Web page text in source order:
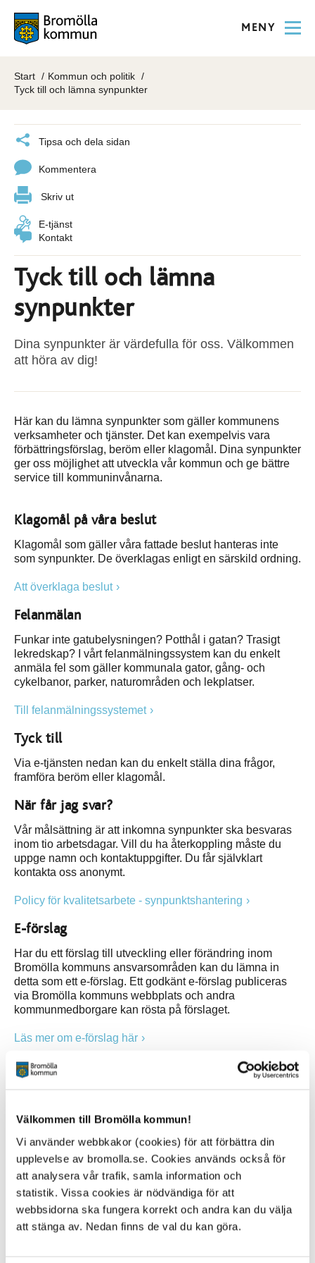
Välkommen till Bromölla kommun!
Vi använder webbkakor (cookies) för att förbättra din
upplevelse av bromolla.se. Cookies används också för
att analysera vår trafik, samla information och
statistik. Vissa cookies är nödvändiga för att
webbsidorna ska fungera korrekt och andra kan du välja
att stänga av. Nedan finns de val du kan göra.
MENY
Start
Kommun och politik
Tyck till och lämna synpunkter
Tipsa och dela sidan
Kommentera
Skriv ut
E-tjänst
Kontakt
Tyck till och lämna
synpunkter
Dina synpunkter är värdefulla för oss. Välkommen
att höra av dig!
Här kan du lämna synpunkter som gäller kommunens
verksamheter och tjänster. Det kan exempelvis vara
förbättringsförslag, beröm eller klagomål. Dina synpunkter
ger oss möjlighet att utveckla vår kommun och ge bättre
service till kommuninvånarna.
Klagomål på våra beslut
Klagomål som gäller våra fattade beslut hanteras inte
som synpunkter. De överklagas enligt en särskild ordning.
Att överklaga beslut
Felanmälan
Funkar inte gatubelysningen? Potthål i gatan? Trasigt
lekredskap? I vårt felanmälningssystem kan du enkelt
anmäla fel som gäller kommunala gator, gång- och
cykelbanor, parker, naturområden och lekplatser.
Till felanmälningssystemet
Tyck till
Via e-tjänsten nedan kan du enkelt ställa dina frågor,
framföra beröm eller klagomål.
När får jag svar?
Vår målsättning är att inkomna synpunkter ska besvaras
inom tio arbetsdagar. Vill du ha återkoppling måste du
uppge namn och kontaktuppgifter. Du får självklart
kontakta oss anonymt.
Policy för kvalitetsarbete - synpunktshantering
E-förslag
Har du ett förslag till utveckling eller förändring inom
Bromölla kommuns ansvarsområden kan du lämna in
detta som ett e-förslag. Ett godkänt e-förslag publiceras
via Bromölla kommuns webbplats och andra
kommunmedborgare kan rösta på förslaget.
Läs mer om e-förslag här
Dina synpunkter blir allmän handling
betyder att allmänhet och massmedia kan begära ut och
skäl för sekretess enligt
Offentlighets- och sekretesslagen (2009:400)
.
Personuppgifter - information och samtycke
Jag godkänner att Bromölla kommun behandlar mina
personuppgifter enligt dataskyddsförordningen (GDPR).